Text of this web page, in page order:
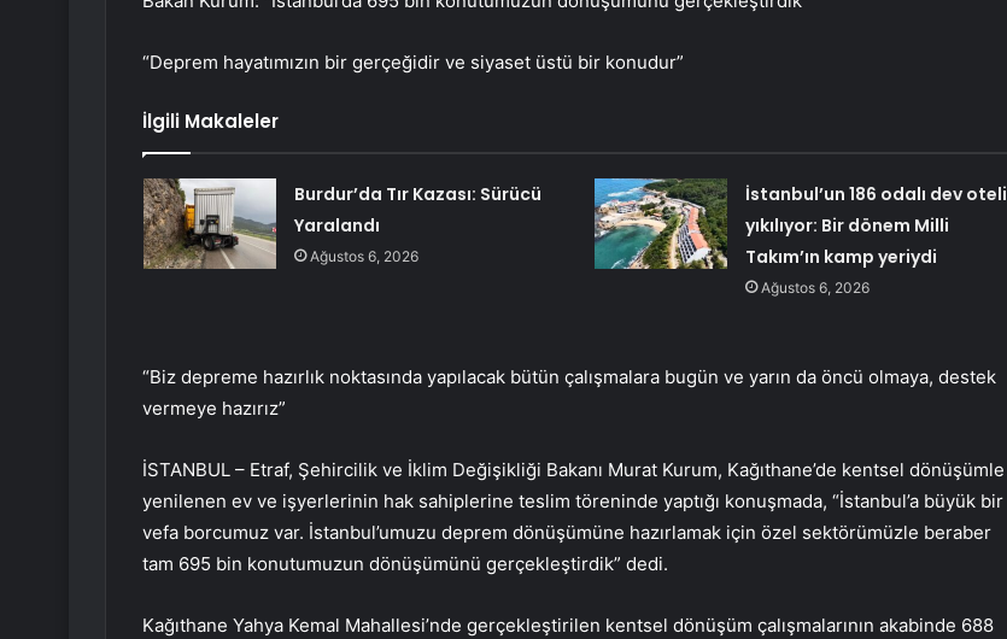
“Deprem hayatımızın bir gerçeğidir ve siyaset üstü bir konudur”
İlgili Makaleler
Burdur’da Tır Kazası: Sürücü
Yaralandı
Ağustos 6, 2026
İstanbul’un 186 odalı dev oteli
yıkılıyor: Bir dönem Milli
Takım’ın kamp yeriydi
Ağustos 6, 2026
“Biz depreme hazırlık noktasında yapılacak bütün çalışmalara bugün ve yarın da öncü olmaya, destek
vermeye hazırız”
İSTANBUL – Etraf, Şehircilik ve İklim Değişikliği Bakanı Murat Kurum, Kağıthane’de kentsel dönüşümle
yenilenen ev ve işyerlerinin hak sahiplerine teslim töreninde yaptığı konuşmada, “İstanbul’a büyük bir
vefa borcumuz var. İstanbul’umuzu deprem dönüşümüne hazırlamak için özel sektörümüzle beraber
tam 695 bin konutumuzun dönüşümünü gerçekleştirdik” dedi.
Kağıthane Yahya Kemal Mahallesi’nde gerçekleştirilen kentsel dönüşüm çalışmalarının akabinde 688